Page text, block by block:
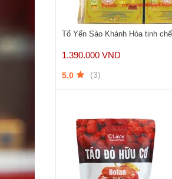
Tổ Yến Sào Khánh Hòa tinh
1.390.000 VND
5.0 (3)